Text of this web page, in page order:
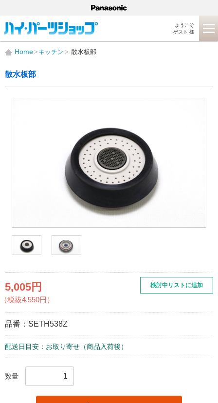
ようこそ
ゲスト 様
Home キッチン 散水板部
散水板部
5,005円
（税抜4,550円）
品番： SETH538Z
配送日目安：お取り寄せ（商品入荷後）
検討中リストに追加
数量